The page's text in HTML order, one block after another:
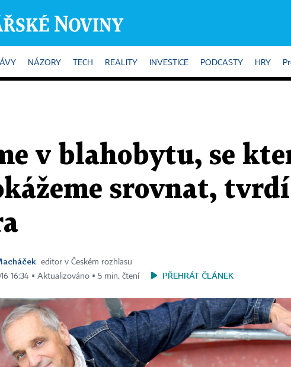
NÁZORY TECH REALITY INVESTICE PODCASTY HRY
v blahobytu, se
srovnat,
editor v Českém rozhlasu
16:34 ▪ Aktualizováno ▪ 5 min. čtení
PŘEHRÁT ČLÁNEK